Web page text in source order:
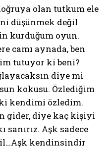
olan tutkum ele
düşünmek değil
kurduğum oyun.
camı aynada, ben
tutuyor ki beni?
diye mi
kokusu. Özlediğim
kendimi özledim.
gider, diye kaç kişiyi
sanırız. Aşk sadece
kendinsindir